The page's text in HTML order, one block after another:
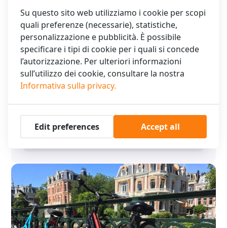
La migliore offerta invernale
Su questo sito web utilizziamo i cookie per scopi
quali preferenze (necessarie), statistiche,
personalizzazione e pubblicità. È possibile
specificare i tipi di cookie per i quali si concede
l’autorizzazione. Per ulteriori informazioni
sull’utilizzo dei cookie, consultare la nostra
Informativa sulla privacy.
Edit preferences Accept all